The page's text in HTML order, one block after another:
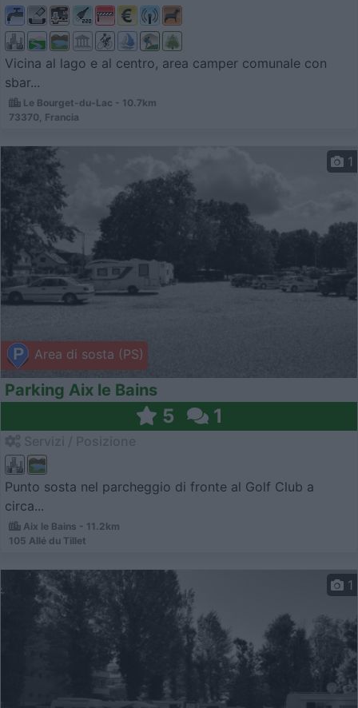
Vicina al lago e al centro, area camper comunale con
sbar...
Le Bourget-du-Lac - 10.7km
73370, Francia
Area di sosta (PS)
1
Parking Aix le Bains
5 1
Punto sosta nel parcheggio di fronte al Golf Club a
circa...
Aix le Bains - 11.2km
105 Allé du Tillet
1